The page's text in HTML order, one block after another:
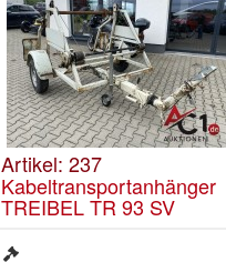
Artikel: 237
Kabeltransportanhänger
TREIBEL TR 93 SV